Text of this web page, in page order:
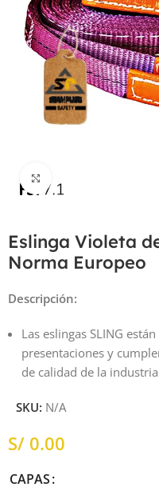
Eslinga Violeta
Norma Europeo
Descripción:
Las eslingas SLING
presentaciones y
de calidad de la
SKU: N/A
S/
CAPAS